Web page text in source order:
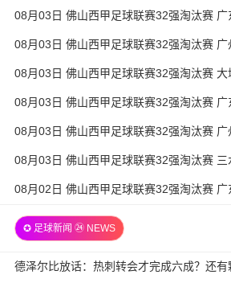
粵辉能源 全场录像
08月03日 佛山西甲足球联赛32强淘汰赛
华思力U17 全场录像
08月03日 佛山西甲足球联赛32强淘汰赛
全场录像
08月03日 佛山西甲足球联赛32强淘汰赛
得 全场录像
08月03日 佛山西甲足球联赛32强淘汰赛
技 全场录像
08月03日 佛山西甲足球联赛32强淘汰赛
模 全场录像
08月03日 佛山西甲足球联赛32强淘汰赛
国澳门澳科精英 全场录像
08月02日 佛山西甲足球联赛32强淘汰赛
✪ 足球新闻 ㉔ NEWS
德泽尔比放话：热刺转会才完成六成？还有